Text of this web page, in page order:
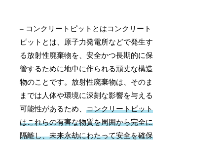
– コンクリートピットとはコンクリート
ピットとは、原子力発電所などで発生す
る放射性廃棄物を、安全かつ長期的に保
管するために地中に作られる頑丈な構造
物のことです。放射性廃棄物は、そのま
までは人体や環境に深刻な影響を与える
可能性があるため、コンクリートピット
はこれらの有害な物質を周囲から完全に
隔離し、未来永劫にわたって安全を確保